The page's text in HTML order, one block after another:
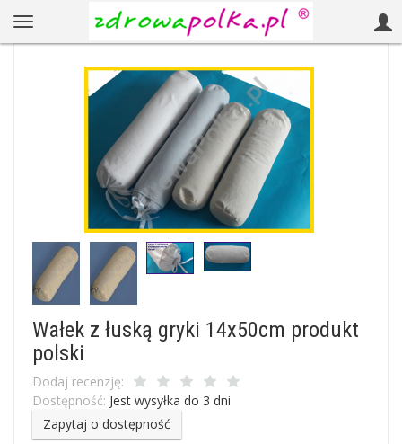
Wałek z łuską gryki 14x50cm produkt
polski
Dodaj recenzję:
Dostępność: Jest wysyłka do 3 dni
Zapytaj o dostępność